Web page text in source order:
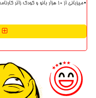
میزبانی از ۱۰ هزار بانو و کودک زائر کارنامه جامع خدمات قرارگاه زینبیه